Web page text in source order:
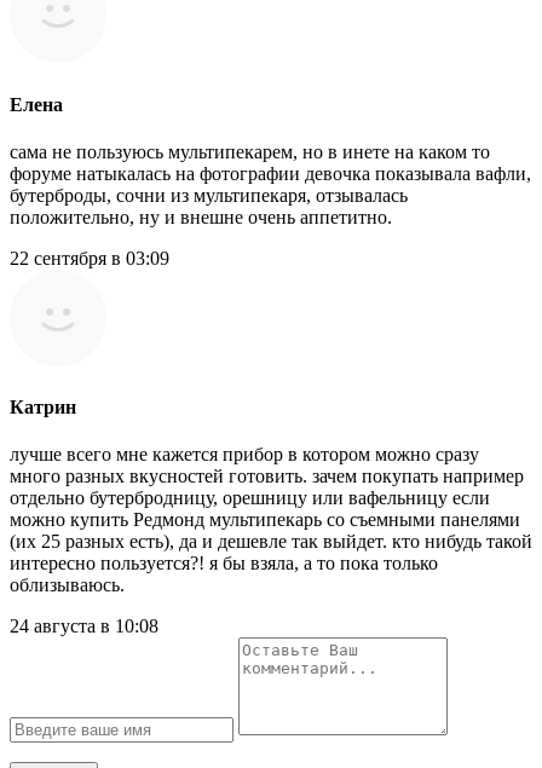
Елена
сама не пользуюсь мультипекарем, но в инете на каком то
форуме натыкалась на фотографии девочка показывала вафли,
бутерброды, сочни из мультипекаря, отзывалась
положительно, ну и внешне очень аппетитно.
22 сентября в 03:09
Катрин
лучше всего мне кажется прибор в котором можно сразу
много разных вкусностей готовить. зачем покупать например
отдельно бутербродницу, орешницу или вафельницу если
можно купить Редмонд мультипекарь со съемными панелями
(их 25 разных есть), да и дешевле так выйдет. кто нибудь такой
интересно пользуется?! я бы взяла, а то пока только
облизываюсь.
24 августа в 10:08